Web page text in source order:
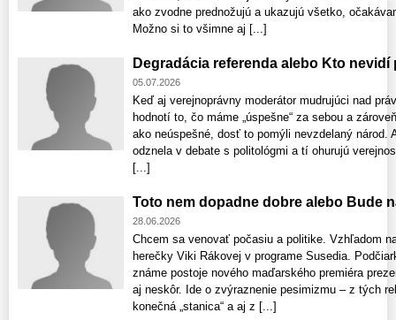
ako zvodne prednožujú a ukazujú všetko,
Možno si to všimne aj [...]
Degradácia referenda alebo Kto
05.07.2026
Keď aj verejnoprávny moderátor mudrujúci nad
hodnotí to, čo máme „úspešne“ za sebou a
ako neúspešné, dosť to pomýli nevzdelaný národ.
odznela v debate s politológmi a tí ohurujú
[...]
Toto nem dopadne dobre alebo Bude
28.06.2026
Chcem sa venovať počasiu a politike. Vzhľadom
herečky Viki Rákovej v programe Susedia.
známe postoje nového maďarského premiéra
aj neskôr. Ide o zvýraznenie pesimizmu – z tých
konečná „stanica“ a aj z [...]